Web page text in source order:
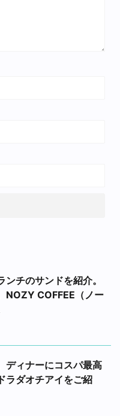
ンチのサンドを紹介。
NOZY COFFEE（ノー
ディナーにコスパ最高
ラダオチアイをご紹